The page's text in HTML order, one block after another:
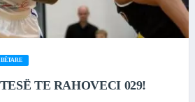
TE RAHOVECI 029!